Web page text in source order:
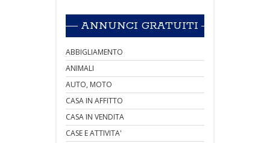
ANNUNCI GRATUITI
ABBIGLIAMENTO
ANIMALI
AUTO, MOTO
CASA IN AFFITTO
CASA IN VENDITA
CASE E ATTIVITA'